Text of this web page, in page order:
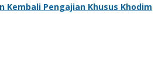
Kembali Pengajian Khusus Khodim